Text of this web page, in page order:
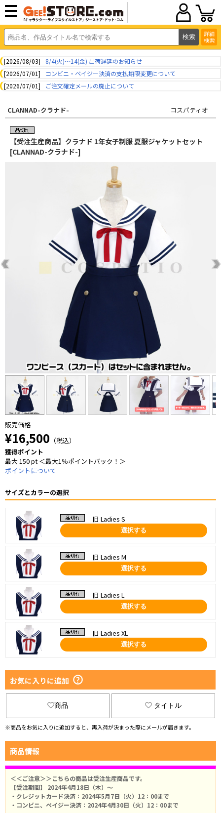
詳細
検索
[2026/08/03]
8/4(火)～14(金) 出荷遅延のお知らせ
[2026/07/01]
コンビニ・ペイジー決済の支払期限変更について
[2026/07/01]
ご注文確定メールの廃止について
CLANNAD-クラナド- コスパティオ
【受注生産商品】クラナド 1年女子制服 夏服ジャケットセット
[CLANNAD-クラナド-]
販売価格
¥16,500 （税込）
獲得ポイント
最大 150 pt ＜最大1％ポイントバック！＞
ポイントについて
サイズとカラーの選択
旧 Ladies S
選択する
旧 Ladies M
選択する
旧 Ladies L
選択する
旧 Ladies XL
選択する
お気に入りに追加
商品 タイトル
※商品をお気に入りに追加すると、再入荷が決まった際にメールが届きます。
商品情報
＜＜ご注意＞＞こちらの商品は受注生産商品です。
【受注期間】 2024年4月18日（木）～
・クレジットカード決済：2024年5月7日（火）12：00まで
・コンビニ、ペイジー決済：2024年4月30日（火）12：00まで